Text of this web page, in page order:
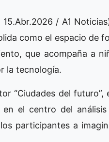
15.Abr.2026 / A1
como el espacio de
que acompaña a
la tecnología.
“Ciudades del
en el centro del
participantes a